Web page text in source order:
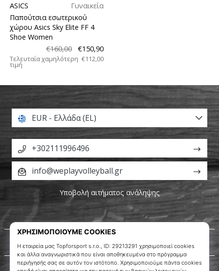
ASICS
Γυναικεία
Παπούτσια εσωτερικού
χώρου Asics Sky Elite FF 4
Shoe Women
€160,00
€150,90
Τελευταία χαμηλότερη
τιμή
€112,00
Σχετικά μ' εμάς
Εξυπηρέτηση πελατών
EUR - Ελλάδα (EL)
+302111996496
info@weplayvolleyball.gr
Υποβολή αιτήματος ανάληψης